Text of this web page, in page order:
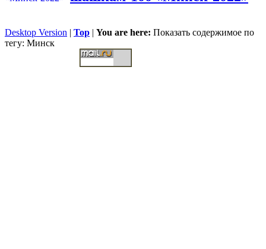
Desktop Version | Top | You are here: Показать содержимое по
тегу: Минск